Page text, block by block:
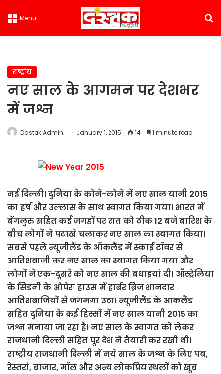
Menu
राष्ट्रीय
नए साल के आगमन पर देशभर
में जश्न
Dastak Admin January 1, 2015 14 1 minute read
नई दिल्ली। दुनिया के कोने-कोने में नए साल यानी 2015
का हर्ष और उल्लास के साथ स्वागत किया गया। भारत में
बेंगलुरु सहित कई जगहों पर रात को ठीक 12 बजे बारिश के
बीच लोगों ने पटाखे चलाकर नए साल का स्वागत किया।
सबसे पहले न्यूजीलैंड के ऑकलैंड में स्काई टॉवर से
आतिशबाजी कर नए साल का स्वागत किया गया और
लोगों ने एक-दूसरे को नए साल की बधाइयां दी। ऑस्ट्रेलिया
के सिडनी के ओपेरा हाउस में हार्बर ब्रिज शानदार
आतिशबाजियों से जगमगा उठा। न्यूजीलैंड के आकलैंड
सहित दुनिया के कई हिस्सों में नए साल यानी 2015 का
जश्न मनाया जा रहा है। नए साल के स्वागत को लेकर
राजधानी दिल्ली सहित पूर देश ने तैयारी कर रखी थी।
राष्ट्रीय राजधानी दिल्ली में नये साल के जश्न के लिए पब,
रेस्तरां, बाजार, मॉल और अन्य लोकप्रिय स्थलों को खूब